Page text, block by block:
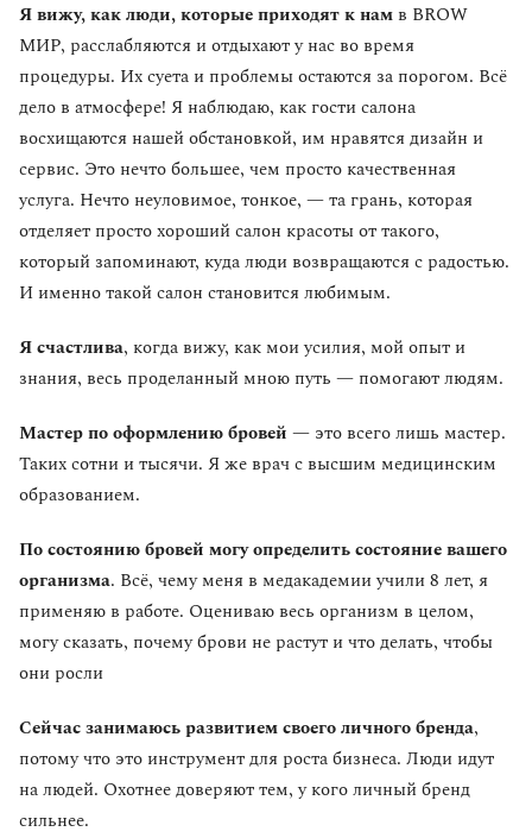
Я вижу, как люди, которые приходят к нам в BROW
МИР, расслабляются и отдыхают у нас во время
процедуры. Их суета и проблемы остаются за порогом. Всё
дело в атмосфере! Я наблюдаю, как гости салона
восхищаются нашей обстановкой, им нравятся дизайн и
сервис. Это нечто большее, чем просто качественная
услуга. Нечто неуловимое, тонкое, — та грань, которая
отделяет просто хороший салон красоты от такого,
который запоминают, куда люди возвращаются с радостью.
И именно такой салон становится любимым.
Я счастлива, когда вижу, как мои усилия, мой опыт и
знания, весь проделанный мною путь — помогают людям.
Мастер по оформлению бровей — это всего лишь мастер.
Таких сотни и тысячи. Я же врач с высшим медицинским
образованием.
По состоянию бровей могу определить состояние вашего
организма. Всё, чему меня в медакадемии учили 8 лет, я
применяю в работе. Оцениваю весь организм в целом,
могу сказать, почему брови не растут и что делать, чтобы
они росли
Сейчас занимаюсь развитием своего личного бренда,
потому что это инструмент для роста бизнеса. Люди идут
на людей. Охотнее доверяют тем, у кого личный бренд
сильнее.